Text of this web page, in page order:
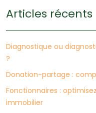
Articles récents
Diagnostique ou
?
Donation-partage :
Fonctionnaires :
immobilier